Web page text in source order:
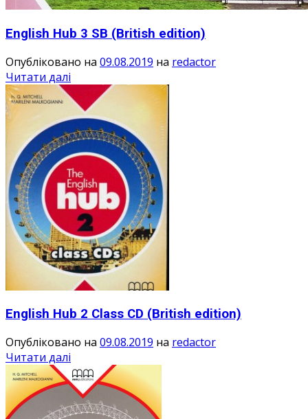
English Hub 3 SB (British edition)
Опубліковано на 09.08.2019 на redactor
Читати далі
English Hub 2 Class CD (British edition)
Опубліковано на 09.08.2019 на redactor
Читати далі